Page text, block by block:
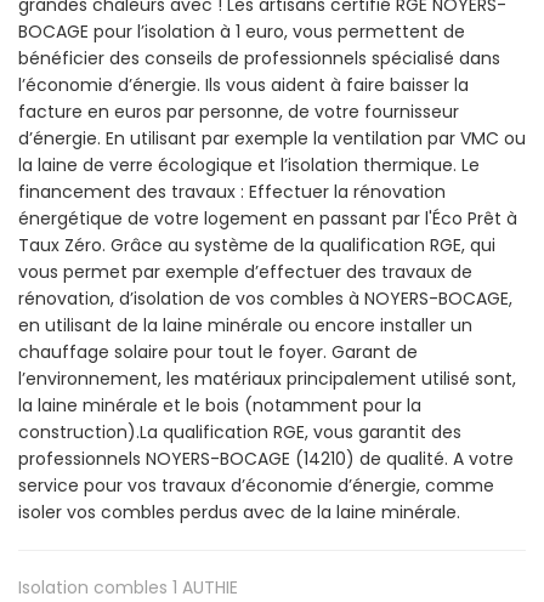
BOCAGE pour l’isolation à 1 euro, vous permettent de
bénéficier des conseils de professionnels spécialisé dans
l’économie d’énergie. Ils vous aident à faire baisser la
facture en euros par personne, de votre fournisseur
d’énergie. En utilisant par exemple la ventilation par VMC ou
la laine de verre écologique et l’isolation thermique. Le
financement des travaux : Effectuer la rénovation
énergétique de votre logement en passant par l'Éco Prêt à
Taux Zéro. Grâce au système de la qualification RGE, qui
vous permet par exemple d’effectuer des travaux de
rénovation, d’isolation de vos combles à NOYERS-BOCAGE,
en utilisant de la laine minérale ou encore installer un
chauffage solaire pour tout le foyer. Garant de
l’environnement, les matériaux principalement utilisé sont,
la laine minérale et le bois (notamment pour la
construction).La qualification RGE, vous garantit des
professionnels NOYERS-BOCAGE (14210) de qualité. A votre
service pour vos travaux d’économie d’énergie, comme
isoler vos combles perdus avec de la laine minérale.
Isolation combles 1 AUTHIE